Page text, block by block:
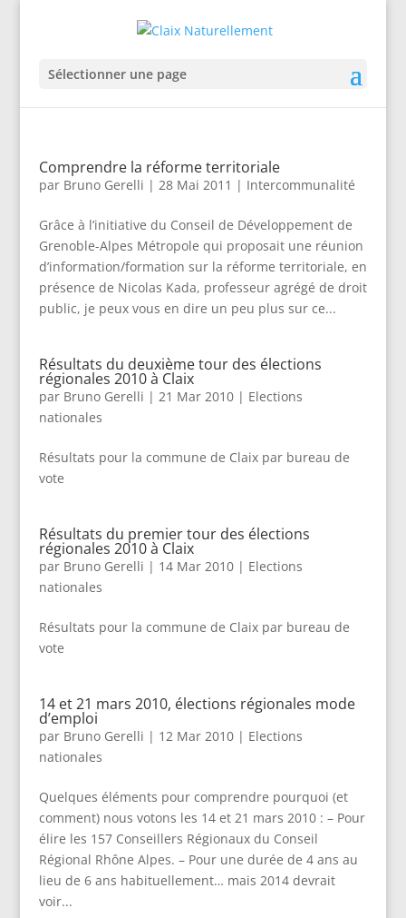
Sélectionner une page
Comprendre la réforme territoriale
par Bruno Gerelli | 28 Mai 2011 | Intercommunalité
Grâce à l’initiative du Conseil de Développement de
Grenoble-Alpes Métropole qui proposait une réunion
d’information/formation sur la réforme territoriale, en
présence de Nicolas Kada, professeur agrégé de droit
public, je peux vous en dire un peu plus sur ce...
Résultats du deuxième tour des élections
régionales 2010 à Claix
par Bruno Gerelli | 21 Mar 2010| Elections
nationales
Résultats pour la commune de Claix par bureau de
vote
Résultats du premier tour des élections
régionales 2010 à Claix
par Bruno Gerelli | 14 Mar 2010| Elections
nationales
Résultats pour la commune de Claix par bureau de
vote
14 et 21 mars 2010, élections régionales mode
d’emploi
par Bruno Gerelli | 12 Mar 2010| Elections
nationales
Quelques éléments pour comprendre pourquoi (et
comment) nous votons les 14 et 21 mars 2010 : – Pour
élire les 157 Conseillers Régionaux du Conseil
Régional Rhône Alpes. – Pour une durée de 4 ans au
lieu de 6 ans habituellement… mais 2014 devrait
voir...